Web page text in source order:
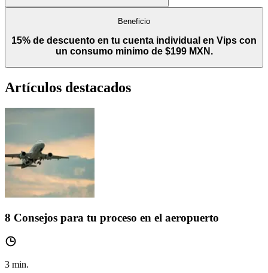
Beneficio
15% de descuento en tu cuenta individual en Vips con
un consumo minimo de $199 MXN.
Artículos destacados
8 Consejos para tu proceso en el aeropuerto
3 min.